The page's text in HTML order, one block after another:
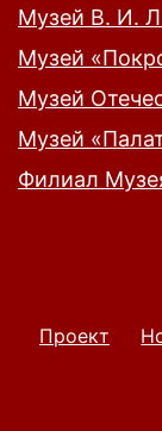
Музей В. И.
Музей
Музей
Музей
Филиал
Проект